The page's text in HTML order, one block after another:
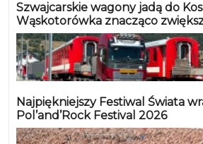
Szwajcarskie wagony jadą do
Wąskotorówka znacząco
Najpiękniejszy Festiwal Świata
Pol’and’Rock Festival 2026
Sądzę, że po odpowiednim,
nagłośnieniu imprezy mogłaby
wielkim sukcesem, gdyż takiej
było w naszej okolicy, nawet tej
doświadczenia wiem, że ludzie
wszystkiego, co nowe nieznane”.